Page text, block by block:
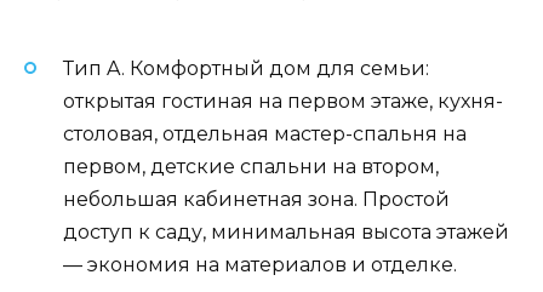
Тип A. Комфортный дом для семьи:
открытая гостиная на первом этаже, кухня-
столовая, отдельная мастер-спальня на
первом, детские спальни на втором,
небольшая кабинетная зона. Простой
доступ к саду, минимальная высота этажей
— экономия на материалов и отделке.